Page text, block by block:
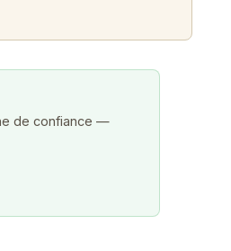
de confiance —